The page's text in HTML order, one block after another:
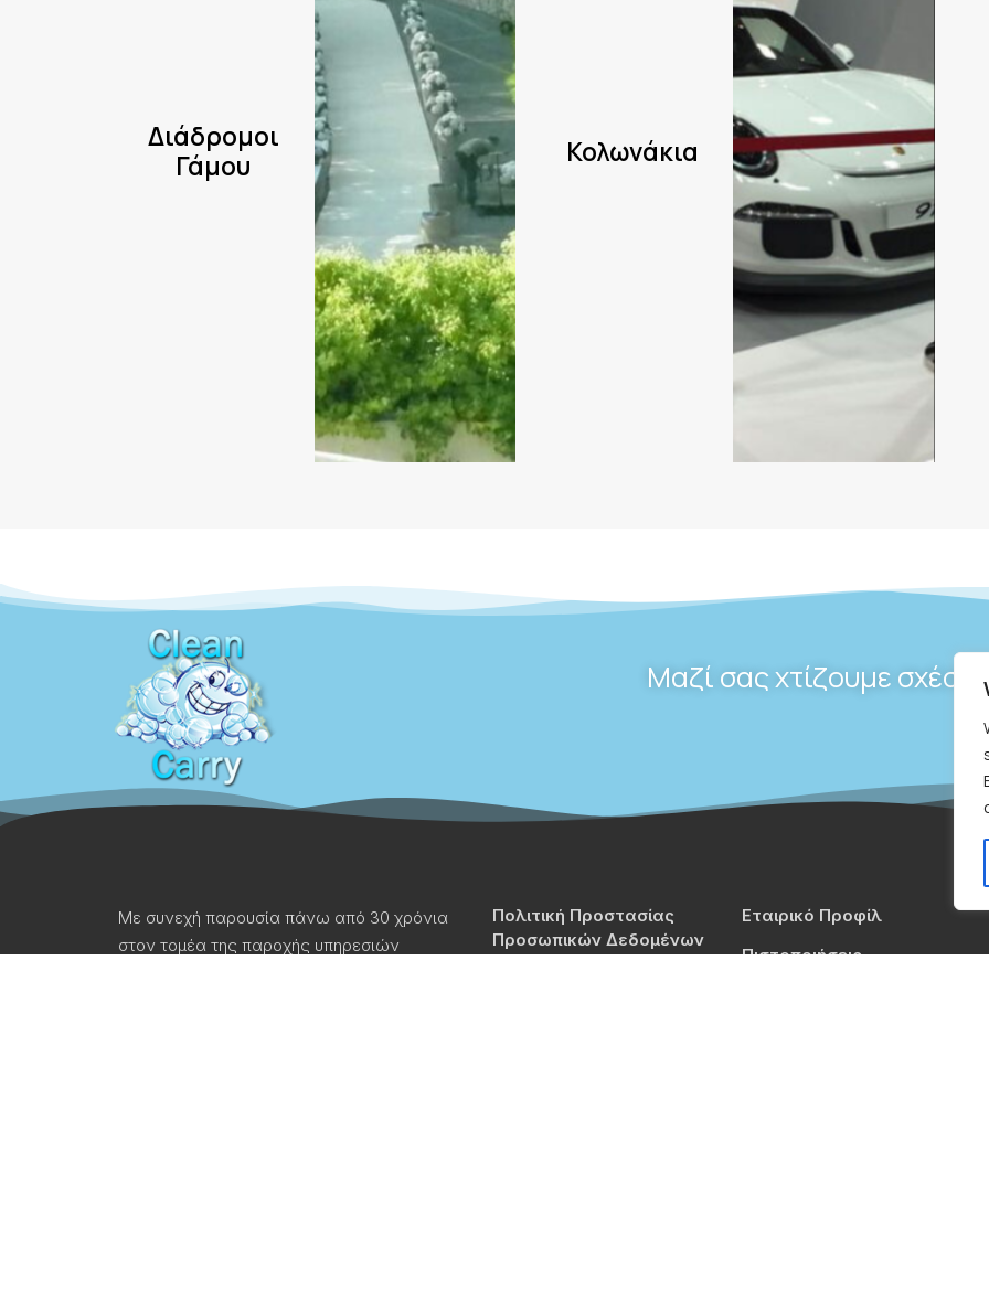
Διάδρομοι
Γάμου
Κολωνάκια
Μαζί σας χτίζουμε
Με συνεχή παρουσία πάνω από 30 χρόνια
στον τομέα της παροχής υπηρεσιών
Πολιτική Προστασίας
Προσωπικών Δεδομένων
Εταιρικό Προφίλ
Πιστοποιήσεις